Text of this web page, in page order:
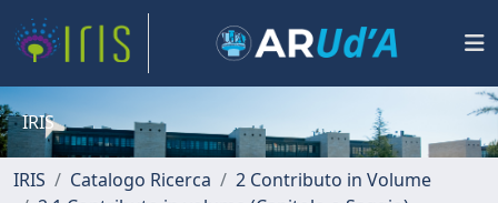
IRIS
IRIS Catalogo Ricerca
2 Contributo in Volume